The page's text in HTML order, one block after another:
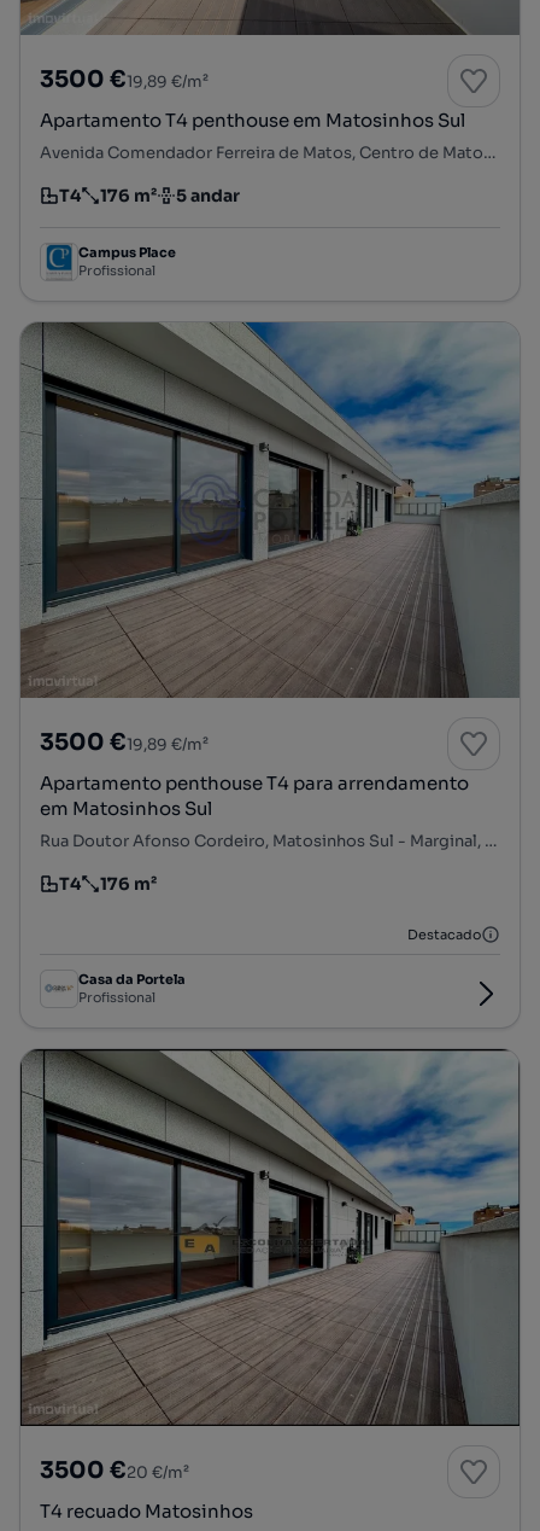
3500 €19,89 €/m²
Apartamento T4 penthouse em Matosinhos Sul
Avenida Comendador Ferreira de Matos, Centro de Matosinhos, Matosinhos e Leça da Palmeira, Matosinhos, Porto
Tipologia
T4
Preço por metro quadrado
176 m²
Andar 5 andar
Campus Place
Profissional
3500 €19,89 €/m²
Apartamento penthouse T4 para arrendamento
em Matosinhos Sul
Rua Doutor Afonso Cordeiro, Matosinhos Sul - Marginal, Matosinhos e Leça da Palmeira, Matosinhos, Porto
Tipologia
T4
Preço por metro quadrado
176 m²
Destacado
Casa da Portela
Profissional
3500 €20 €/m²
T4 recuado Matosinhos